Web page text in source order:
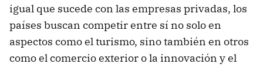
igual que sucede con las empresas privadas, los
países buscan competir entre sí no solo en
aspectos como el turismo, sino también en otros
como el comercio exterior o la innovación y el